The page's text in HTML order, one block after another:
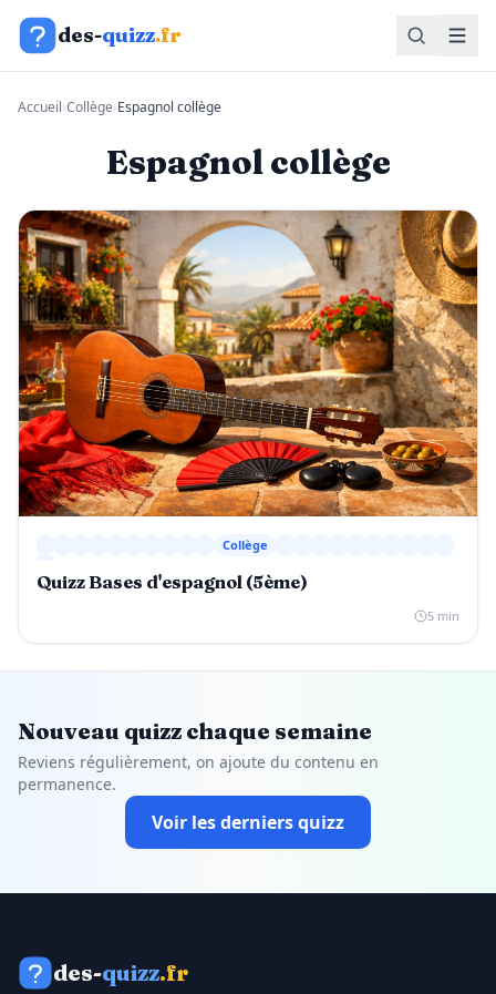
Aller au contenu
des-quizz.fr
Accueil›Collège›Espagnol collège
Espagnol collège
Collège
Quizz Bases d'espagnol (5ème)
5 min
Nouveau quizz chaque semaine
Reviens régulièrement, on ajoute du contenu en
permanence.
Voir les derniers quizz
des-quizz.fr